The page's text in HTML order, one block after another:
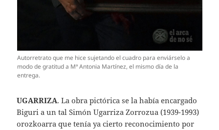
Autorretrato que me hice sujetando el cuadro para enviárselo a
modo de gratitud a Mª Antonia Martínez, el mismo día de la
entrega.
UGARRIZA. La obra pictórica se la había encargado
Biguri a un tal Simón Ugarriza Zorrozua (1939-1993)
orozkoarra que tenía ya cierto reconocimiento por